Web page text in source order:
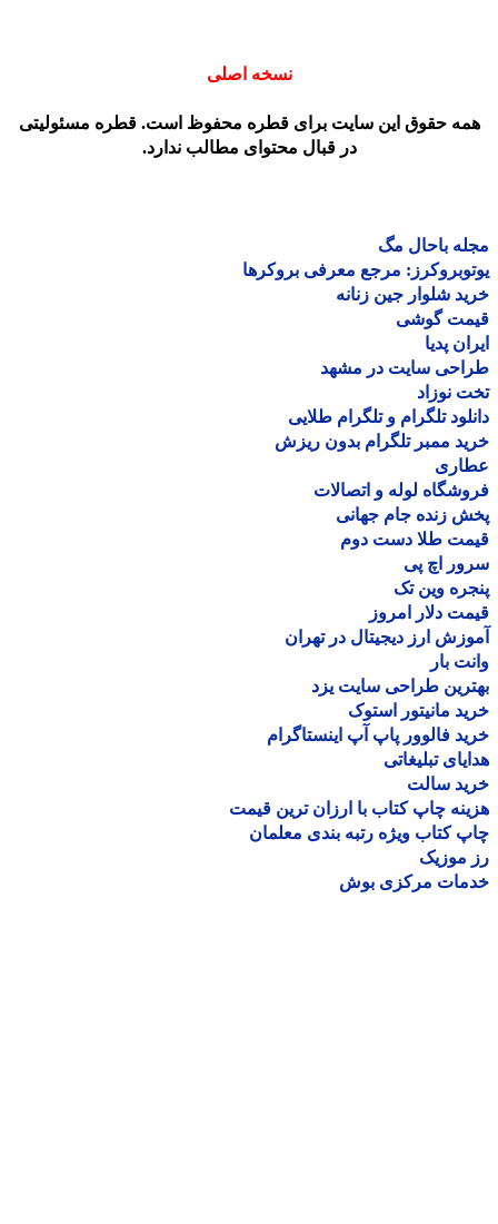
نسخه اصلی
حقوق این سایت برای قطره محفوظ است. قطره مسئولیتی
در قبال محتوای مطالب ندارد.
باحال مگ
مرجع معرفی بروکرها
شلوار جین زنانه
گوشی
پدیا
سایت در مشهد
نوزاد
تلگرام و تلگرام طلایی
ممبر تلگرام بدون ریزش
لوله و اتصالات
زنده جام جهانی
طلا دست دوم
اچ پی
وین تک
دلار امروز
ارز دیجیتال در تهران
بار
طراحی سایت یزد
مانیتور استوک
فالوور پاپ آپ اینستاگرام
تبلیغاتی
سالت
چاپ کتاب با ارزان ترین قیمت
کتاب ویژه رتبه بندی معلمان
موزیک
مرکزی بوش